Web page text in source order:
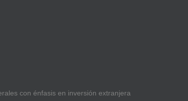
con énfasis en inversión extranjera